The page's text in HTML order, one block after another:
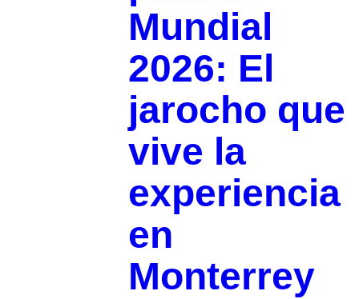
Mundial
2026: El
jarocho que
vive la
experiencia
en
Monterrey